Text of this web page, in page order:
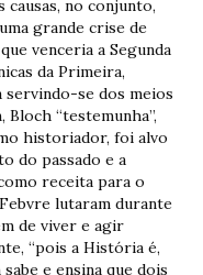
causas, no conjunto,
grande crise de
venceria a Segunda
da Primeira,
servindo-se dos meios
“testemunha”,
historiador, foi alvo
do passado e a
receita para o
lutaram durante
de viver e agir
“pois a História é,
e ensina que dois